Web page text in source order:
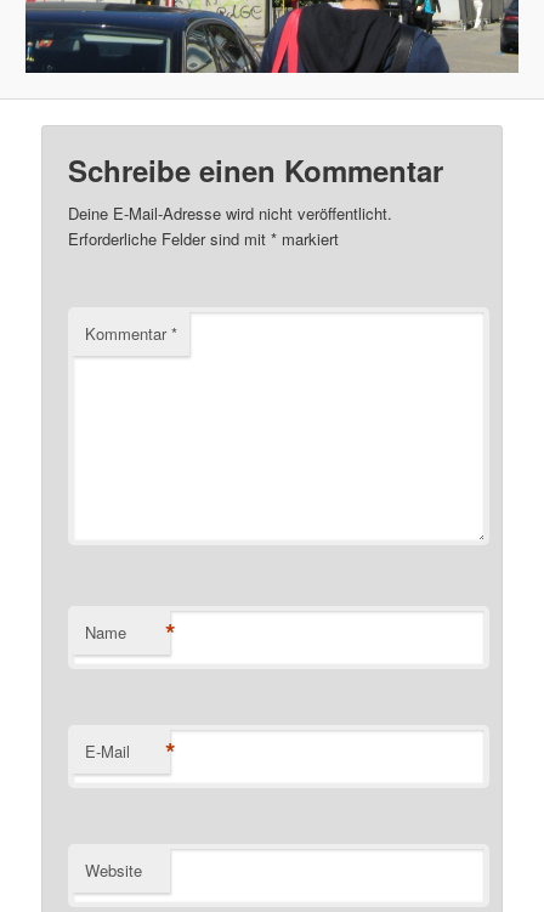
Schreibe einen Kommentar
Deine E-Mail-Adresse wird nicht veröffentlicht.
Erforderliche Felder sind mit* markiert
Kommentar*
Name *
E-Mail *
Website